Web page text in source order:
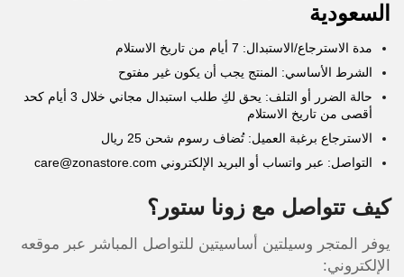
السعودية
مدة الاسترجاع/الاستبدال: 7 أيام من تاريخ الاستلام
الشرط الأساسي: المنتج يجب أن يكون غير مفتوح
حالة الضرر أو التلف: يحق لكِ طلب استبدال مجاني خلال 3 أيام كحد
أقصى من تاريخ الاستلام
الاسترجاع برغبة العميل: تُضاف رسوم شحن 25 ريال
التواصل: عبر واتساب أو البريد الإلكتروني care@zonastore.com
كيف تتواصل مع زونا ستور؟
يوفر المتجر وسيلتين أساسيتين للتواصل المباشر عبر موقعه
الإلكتروني: